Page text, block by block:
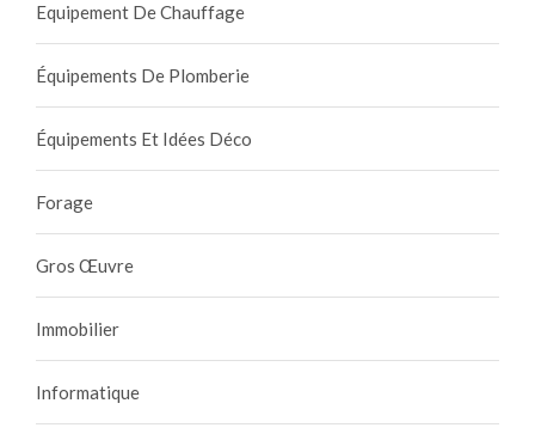
Equipement De Chauffage
Équipements De Plomberie
Équipements Et Idées Déco
Forage
Gros Œuvre
Immobilier
Informatique